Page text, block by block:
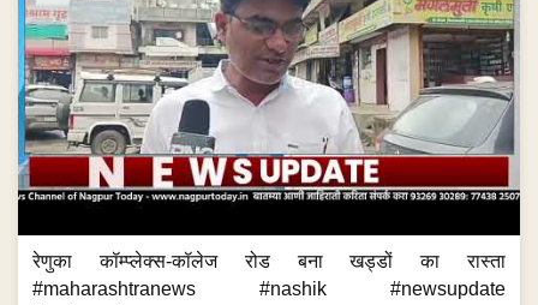
रेणुका कॉम्प्लेक्स-कॉलेज रोड बना खड्डों का रास्ता
#maharashtranews #nashik #newsupdate